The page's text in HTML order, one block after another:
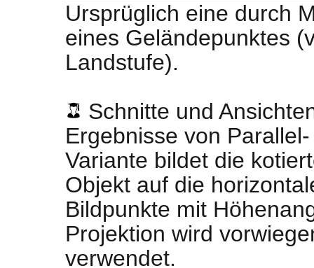
Ursprüglich eine durch
eines Geländepunktes
Landstufe).
Schnitte und
Ergebnisse von
Variante bildet die
Objekt auf die
Bildpunkte mit
Projektion wird
verwendet.